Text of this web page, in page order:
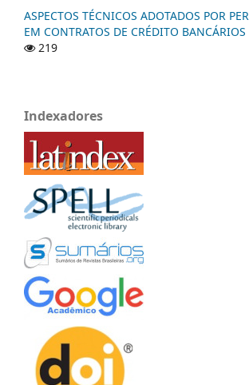
ASPECTOS TÉCNICOS ADOTADOS POR
EM CONTRATOS DE CRÉDITO BANCÁRIOS
219
Indexadores